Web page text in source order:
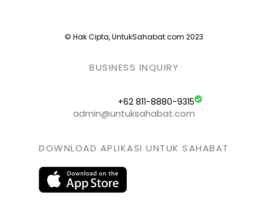
© Hak Cipta, UntukSahabat.com 2023
BUSINESS INQUIRY
+62 811-8880-9315
admin@untuksahabat.com
DOWNLOAD APLIKASI UNTUK SAHABAT